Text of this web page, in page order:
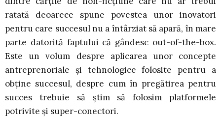
ratată deoarece spune povestea unor inovatori
pentru care succesul nu a întârziat să apară, în mare
parte datorită faptului că gândesc out-of-the-box.
Este un volum despre aplicarea unor concepte
antreprenoriale și tehnologice folosite pentru a
obține succesul, despre cum în pregătirea pentru
succes trebuie să știm să folosim platformele
potrivite și super-conectori.